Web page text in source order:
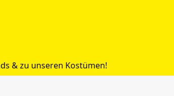
& zu unseren Kostümen!